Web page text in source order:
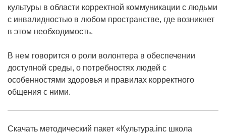
культуры в области корректной коммуникации с людьми
с инвалидностью в любом пространстве, где возникнет
в этом необходимость.
В нем говорится о роли волонтера в обеспечении
доступной среды, о потребностях людей с
особенностями здоровья и правилах корректного
общения с ними.
Скачать методический пакет «Культура.inc школа